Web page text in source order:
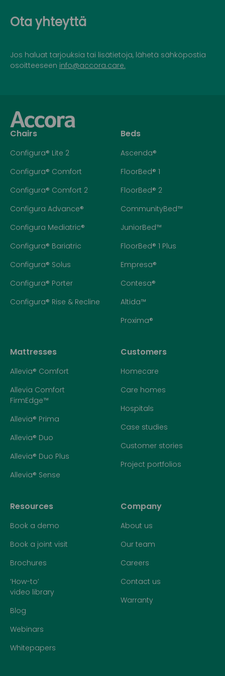
Ota yhteyttä
Jos haluat tarjouksia tai lisätietoja, lähetä sähköpostia
osoitteeseen info@accora.care.
Chairs
Configura® Lite 2
Configura® Comfort
Configura® Comfort 2
Configura Advance®
Configura Mediatric®
Configura® Bariatric
Configura® Solus
Configura® Porter
Configura® Rise & Recline
Beds
Ascenda®
FloorBed® 1
FloorBed® 2
CommunityBed™
JuniorBed™
FloorBed® 1 Plus
Empresa®
Contesa®
Altida™
Proxima®
Mattresses
Allevia® Comfort
Allevia Comfort
FirmEdge™
Allevia® Prima
Allevia® Duo
Allevia® Duo Plus
Allevia® Sense
Customers
Homecare
Care homes
Hospitals
Case studies
Customer stories
Project portfolios
Resources
Book a demo
Book a joint visit
Brochures
‘How-to’
video library
Blog
Webinars
Whitepapers
Company
About us
Our team
Careers
Contact us
Warranty